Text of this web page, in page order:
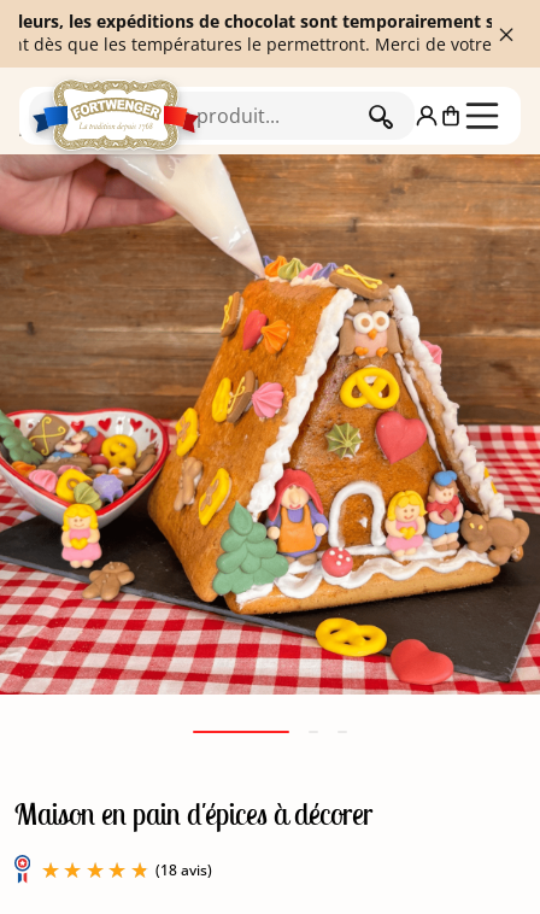
les expéditions de chocolat sont temporairement
les températures le permettront. Merci de votre
RECHERCHER
Accueil Pains d'épices
Maison en pain d'épices à décorer